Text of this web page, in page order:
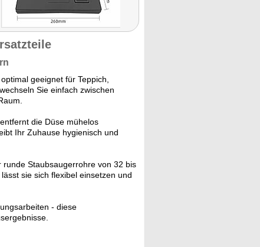
geeignet für Teppich,
Sie einfach zwischen
die Düse mühelos
Ihr Zuhause hygienisch und
Staubsaugerrohre von 32 bis
sie sich flexibel einsetzen und
- diese